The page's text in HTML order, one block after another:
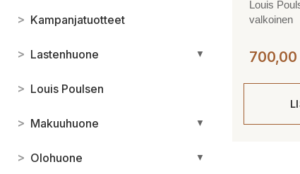
> Kampanjatuotteet
> Lastenhuone ▼
> Louis Poulsen
> Makuuhuone ▼
> Olohuone ▼
Louis
valkoinen
700,00